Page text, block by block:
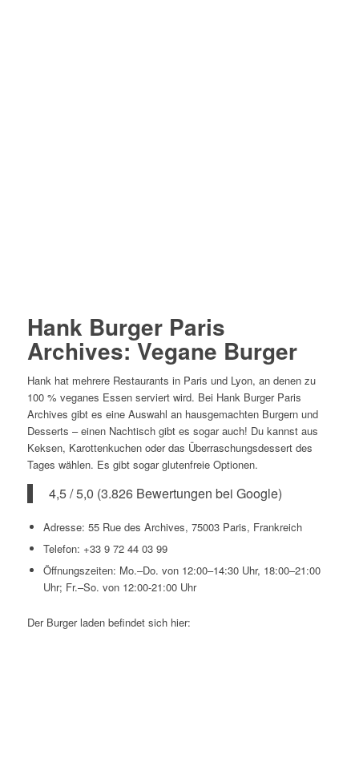
Hank Burger Paris
Archives: Vegane Burger
Hank hat mehrere Restaurants in Paris und Lyon, an denen zu
100 % veganes Essen serviert wird. Bei Hank Burger Paris
Archives gibt es eine Auswahl an hausgemachten Burgern und
Desserts – einen Nachtisch gibt es sogar auch! Du kannst aus
Keksen, Karottenkuchen oder das Überraschungsdessert des
Tages wählen. Es gibt sogar glutenfreie Optionen.
4,5 / 5,0 (3.826 Bewertungen bei Google)
Adresse: 55 Rue des Archives, 75003 Paris, Frankreich
Telefon: +33 9 72 44 03 99
Öffnungszeiten: Mo.–Do. von 12:00–14:30 Uhr, 18:00–21:00
Uhr; Fr.–So. von 12:00-21:00 Uhr
Der Burger laden befindet sich hier: